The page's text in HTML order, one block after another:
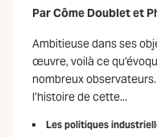
ParCôme Doubletet
Ambitieuse dans ses
œuvre, voilà ce
nombreux
l’histoire de cette...
Les politiques